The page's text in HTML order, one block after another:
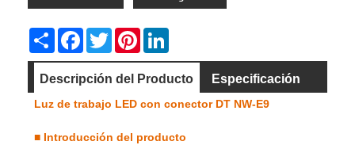
Share Facebook
TwitterPinterest
Descripción del Producto Especificación
Dimensión
Luz de trabajo LED con conector DT NW-E9
■ Introducción del producto